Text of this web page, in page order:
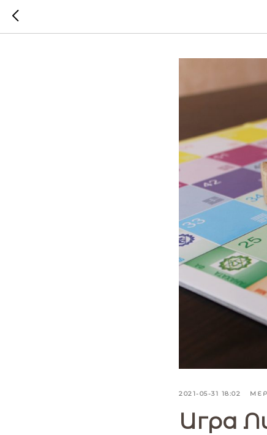
2021-05-31 18:02
Игра